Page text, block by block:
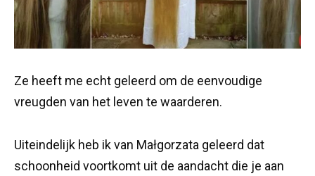
Ze heeft me echt geleerd om de eenvoudige
vreugden van het leven te waarderen.
Uiteindelijk heb ik van Małgorzata geleerd dat
schoonheid voortkomt uit de aandacht die je aan